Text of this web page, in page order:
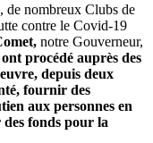
de nombreux Clubs de
contre le Covid-19
notre Gouverneur,
procédé auprès des
depuis deux
fournir des
aux personnes en
fonds pour la